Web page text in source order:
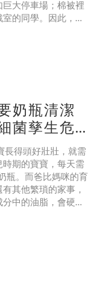
大停車場；棉被裡
的同學。因此，讓
子打造、滿足孩子
麼簡單遊戲室不一定
奶瓶清潔
菌孳生危
長得頭好壯壯，就需
期的寶寶，每天需
瓶。而爸比媽咪的育
其他繁瑣的家事，
中的油脂，會硬化
分是脂肪，含有大
示，時常清洗完奶